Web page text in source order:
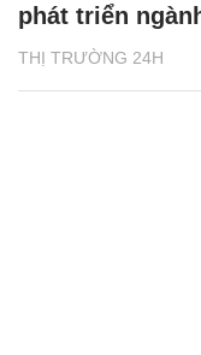
THỊ TRƯỜNG 24H
phát triển